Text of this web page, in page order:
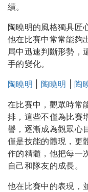
績。
陶曉明的風格獨具匠
他在比賽中常常能夠
局中迅速判斷形勢，
手的變化。
陶曉明
陶曉明 陶
在比賽中，觀眾時常
排，這些不僅為比賽
譽，逐漸成為觀眾心
僅是技能的體現，更
作的精髓，他把每一
自己和隊友的成長。
他在比賽中的表現，